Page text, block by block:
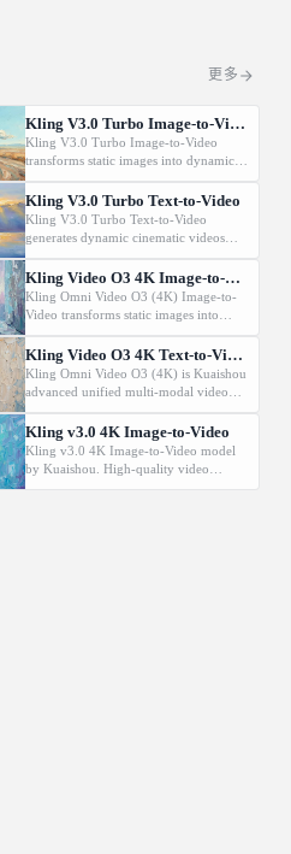
更多
Kling V3.0 Turbo Image-to-Video
Kling V3.0 Turbo Image-to-Video
transforms static images into dynamic
cinematic videos using MVL
technology. Supports first/last frame
control and audio generation.
Kling V3.0 Turbo Text-to-Video
Kling V3.0 Turbo Text-to-Video
generates dynamic cinematic videos
from text prompts using MVL
technology. Supports first/last frame
control and audio generation.
Kling Video O3 4K Image-to-Video
Kling Omni Video O3 (4K) Image-to-
Video transforms static images into
dynamic cinematic videos using MVL
technology. Supports first/last frame
control and audio generation.
Kling Video O3 4K Text-to-Video
Kling Omni Video O3 (4K) is Kuaishou
advanced unified multi-modal video
model with MVL (Multi-modal Visual
Language) technology. Generates high-
quality videos from text prompts with
natural motion and audio generation
Kling v3.0 4K Image-to-Video
Kling v3.0 4K Image-to-Video model
by Kuaishou. High-quality video
generation from images.